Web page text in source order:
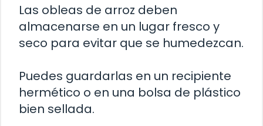
Las obleas de arroz deben
almacenarse en un lugar fresco y
seco para evitar que se humedezcan.
Puedes guardarlas en un recipiente
hermético o en una bolsa de plástico
bien sellada.